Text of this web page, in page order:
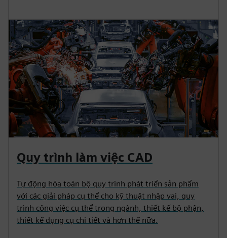
Quy trình làm việc CAD
Tự động hóa toàn bộ quy trình phát triển sản phẩm
với các giải pháp cụ thể cho kỹ thuật nhập vai, quy
trình công việc cụ thể trong ngành, thiết kế bộ phận,
thiết kế dụng cụ chi tiết và hơn thế nữa.